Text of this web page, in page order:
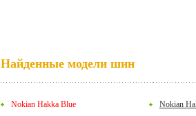
Найденные модели шин
Nokian Hakka Blue Nokian